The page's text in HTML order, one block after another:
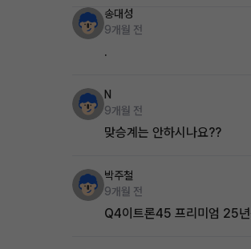
송대성
9개월 전
.
N
9개월 전
맞승계는 안하시나요??
박주철
9개월 전
Q4이트론45 프리미엄 25